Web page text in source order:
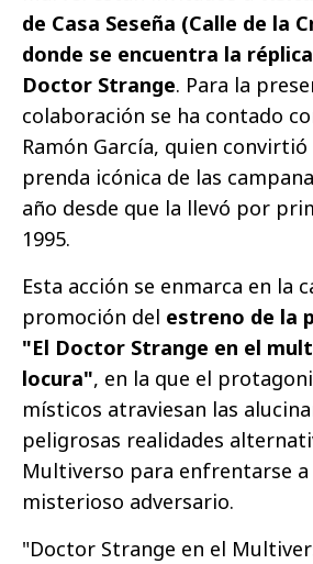
de Casa Seseña (Calle de la
donde se encuentra la
Doctor Strange. Para la
colaboración se ha contado
Ramón García, quien convirtió
prenda icónica de las
año desde que la llevó por
1995.
Esta acción se enmarca en la
promoción del estreno de la
"El Doctor Strange en el
locura", en la que el
místicos atraviesan las
peligrosas realidades
Multiverso para enfrentarse a
misterioso adversario.
"Doctor Strange en el